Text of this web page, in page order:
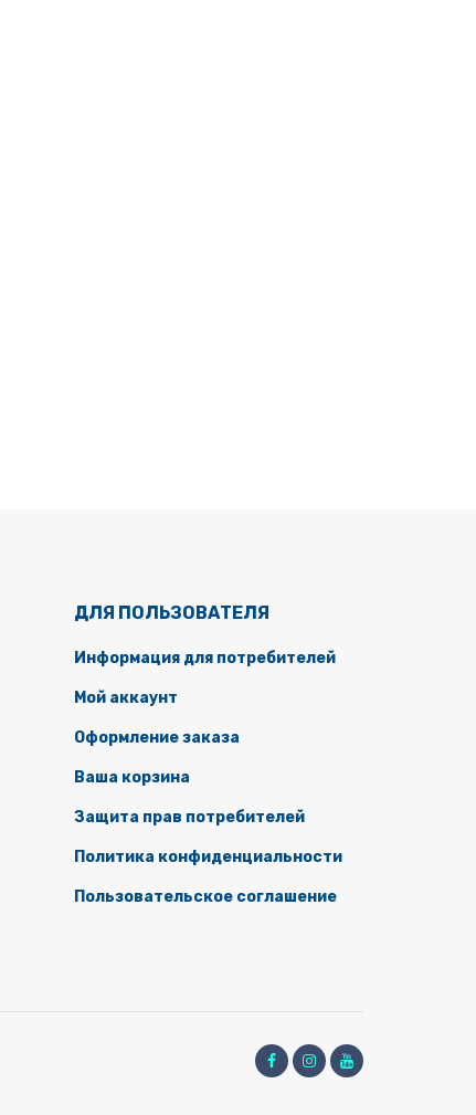
ДЛЯ ПОЛЬЗОВАТЕЛЯ
Информация для потребителей
Мой аккаунт
Оформление заказа
Ваша корзина
Защита прав потребителей
Политика конфиденциальности
Пользовательское соглашение